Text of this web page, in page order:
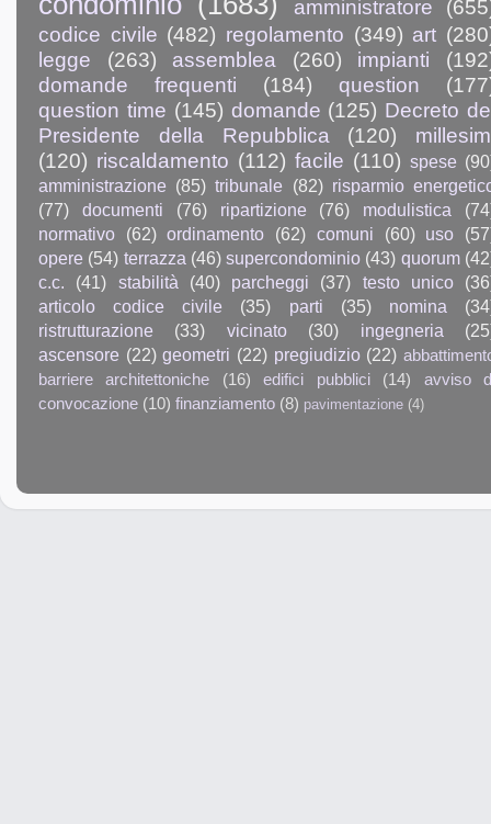
amministratore
codice civile (482) regolamento (349) art
legge
(263) assemblea (260) impianti
domande frequenti
(184) question
question time (145) domande (125) Decreto
Presidente della Repubblica
(120)
(120) riscaldamento (112) facile (110) spese
amministrazione (85) tribunale (82) risparmio
(77)
documenti (76) ripartizione (76) modulistica
normativo
(62) ordinamento (62) comuni (60) uso
opere (54) terrazza (46) supercondominio (43) quorum
c.c.
(41) stabilità (40) parcheggi (37) testo unico
articolo codice civile
(35) parti (35) nomina
ristrutturazione
(33) vicinato (30) ingegneria
ascensore (22) geometri (22) pregiudizio (22)
barriere architettoniche
(16) edifici pubblici (14)
avviso
convocazione (10) finanziamento (8) pavimentazione (4)